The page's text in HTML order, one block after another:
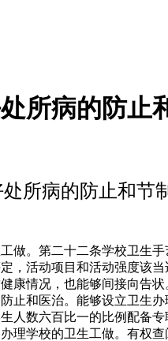
所病的防止
处所病的防止和节
。第二十二条学校卫生手
，活动项目和活动强度该
康情况，也能够间接向告
止和医治。能够设立卫生
人数六百比一的比例配备专
理学校的卫生工做。有权